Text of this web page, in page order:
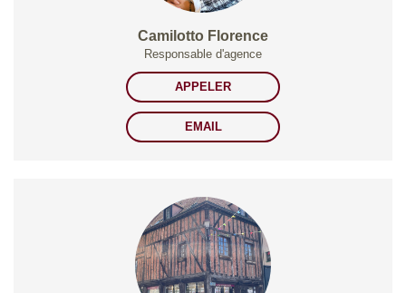
Camilotto Florence
Responsable d'agence
APPELER
EMAIL